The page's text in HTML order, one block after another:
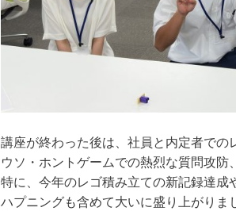
講座が終わった後は、社員と内定者での
ウソ・ホントゲームでの熱烈な質問攻防
特に、今年のレゴ積み立ての新記録達成
ハプニングも含めて大いに盛り上がりま